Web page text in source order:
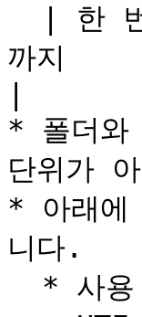
까지
* 폴더와
단위가
* 아래에
니다.